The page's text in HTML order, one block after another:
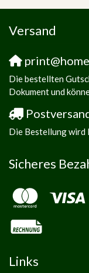
Versand
print@home
Die bestellten
Dokument und
Die Bestellung wird
Sicheres
Links